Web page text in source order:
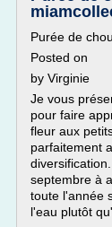
Purée de
Posted on
by Virginie
Je vous
pour faire
fleur aux
parfaitement
septembre à
toute l'année
l'eau plutôt